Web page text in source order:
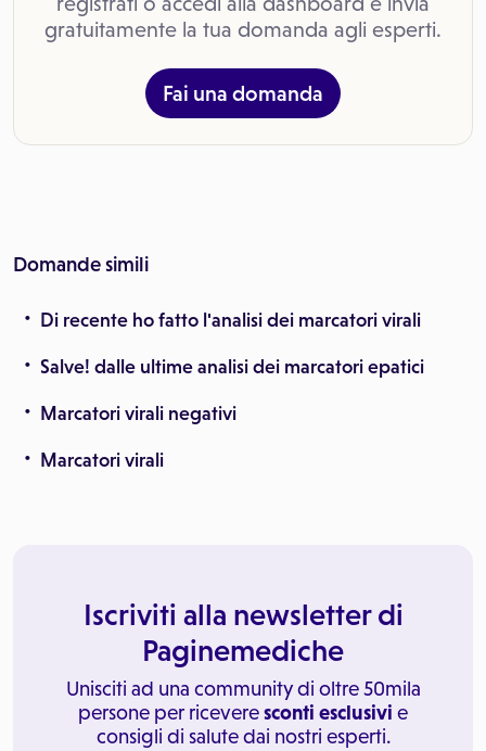
gratuitamente la tua domanda agli esperti.
Fai una domanda
Domande simili
Di recente ho fatto l'analisi dei marcatori virali
Salve! dalle ultime analisi dei marcatori epatici
Marcatori virali negativi
Marcatori virali
Iscriviti alla newsletter di
Paginemediche
Unisciti ad una community di oltre 50mila
persone per riceveresconti esclusivi e
consigli di salute dai nostri esperti.